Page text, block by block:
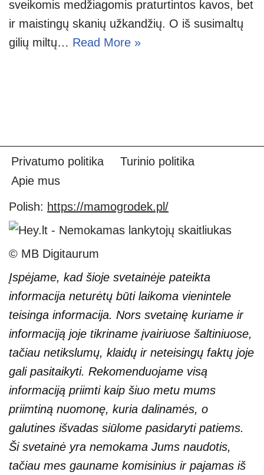
sveikomis medžiagomis praturtintos kavos, bet
ir maistingų skanių užkandžių. O iš susimaltų
gilių miltų… Read More »
Privatumo politika
Turinio politika
Apie mus
Polish: https://mamogrodek.pl/
© MB Digitaurum
Įspėjame, kad šioje svetainėje pateikta
informacija neturėtų būti laikoma vienintele
teisinga informacija. Nors svetainę kuriame ir
informaciją joje tikriname įvairiuose šaltiniuose,
tačiau netikslumų, klaidų ir neteisingų faktų joje
gali pasitaikyti. Rekomenduojame visą
informaciją priimti kaip šiuo metu mums
priimtiną nuomonę, kuria dalinamės, o
galutines išvadas siūlome pasidaryti patiems.
Ši svetainė yra nemokama Jums naudotis,
tačiau mes gauname komisinius ir pajamas iš